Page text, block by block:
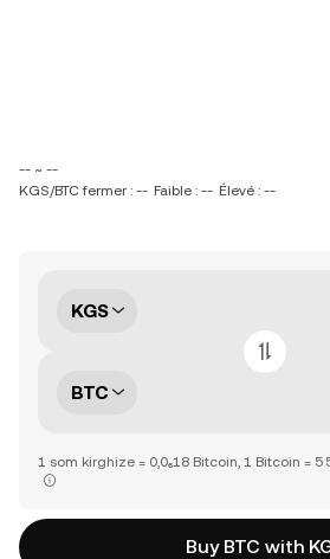
-- ~ --
KGS/BTC fermer : -- Faible : -- Élevé : --
KGS
BTC
1 som kirghize = 0,0₆18 Bitcoin, 1 Bitcoin =
Buy BTC with